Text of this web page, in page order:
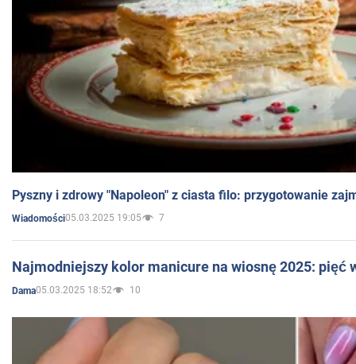
Pyszny i zdrowy "Napoleon" z ciasta filo: przygotowanie
Wiadomości05.03.2025 19:05 7
Najmodniejszy kolor manicure na wiosnę 2025: pięć
Dama05.03.2025 18:52 10